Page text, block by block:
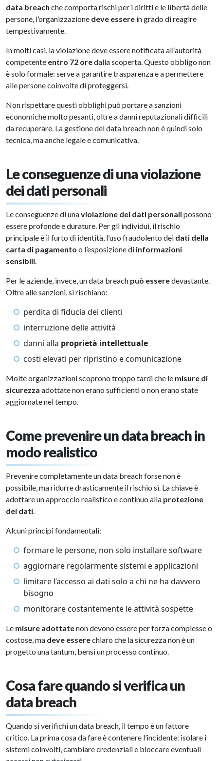
data breach che comporta rischi per i diritti e le libertà delle
persone, l’organizzazione deve essere in grado di reagire
tempestivamente.
In molti casi, la violazione deve essere notificata all’autorità
competente entro 72 oredalla scoperta. Questo obbligo non
è solo formale: serve a garantire trasparenza e a permettere
alle persone coinvolte di proteggersi.
Non rispettare questi obblighi può portare a sanzioni
economiche molto pesanti, oltre a danni reputazionali difficili
da recuperare. La gestione del data breach non è quindi solo
tecnica, ma anche legale e comunicativa.
Le conseguenze di una violazione
dei dati personali
Le conseguenze di unaviolazione dei dati personalipossono
essere profonde e durature. Per gli individui, il rischio
principale è il furto di identità, l’uso fraudolento dei dati della
carta di pagamento o l’esposizione di informazioni
sensibili.
Per le aziende, invece, un data breach può esseredevastante.
Oltre alle sanzioni, si rischiano:
perdita di fiducia dei clienti
interruzione delle attività
danni alla proprietà intellettuale
costi elevati per ripristino e comunicazione
Molte organizzazioni scoprono troppo tardi che le misure di
sicurezza adottate non erano sufficienti o non erano state
aggiornate nel tempo.
Come prevenire un data breach in
modo realistico
Prevenire completamente un data breach forse non è
possibile, ma ridurre drasticamente il rischio sì. La chiave è
adottare un approccio realistico e continuo alla protezione
dei dati.
Alcuni principi fondamentali:
formare le persone, non solo installare software
aggiornare regolarmente sistemi e applicazioni
limitare l’accesso ai dati solo a chi ne ha davvero
bisogno
monitorare costantemente le attività sospette
Le misure adottatenon devono essere per forza complesse o
costose, ma deve esserechiaro che la sicurezza non è un
progetto una tantum, bensì un processo continuo.
Cosa fare quando si verifica un
data breach
Quando si verifichi un data breach, il tempo è un fattore
critico. La prima cosa da fare è contenere l’incidente: isolare i
sistemi coinvolti, cambiare credenziali e bloccare eventuali